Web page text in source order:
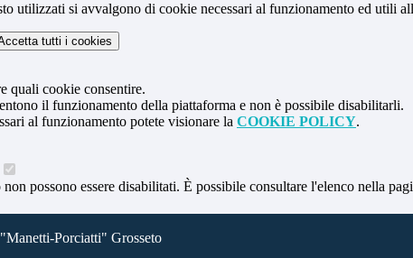
utilizzati si avvalgono di cookie necessari al funzionamento ed utili
tutti i cookies
quali cookie consentire.
il funzionamento della piattaforma e non è possibile disabilitarli.
al funzionamento potete visionare la COOKIE POLICY.
possono essere disabilitati. È possibile consultare l'elenco nella
Porciatti" Grosseto